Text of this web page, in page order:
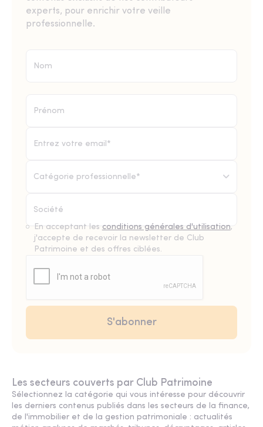
experts, pour enrichir votre veille
professionnelle.
Catégorie professionnelle*
En acceptant les conditions générales d'utilisation,
j'accepte de recevoir la newsletter de Club
Patrimoine et des offres ciblées.
Les secteurs couverts par Club Patrimoine
Sélectionnez la catégorie qui vous intéresse pour découvrir
les derniers contenus publiés dans les secteurs de la finance,
de l'immobilier et de la gestion patrimoniale : actualités